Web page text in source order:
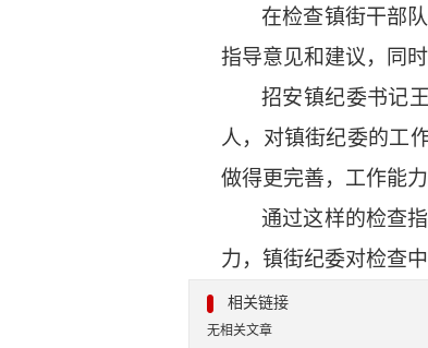
在检查镇街干部
指导意见和建议，同
招安镇纪委书记王
人，对镇街纪委的工
做得更完善，工作能力
通过这样的检查
力，镇街纪委对检查
相关链接
无相关文章